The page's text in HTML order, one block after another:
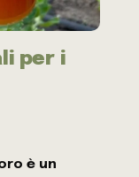
per i
è un